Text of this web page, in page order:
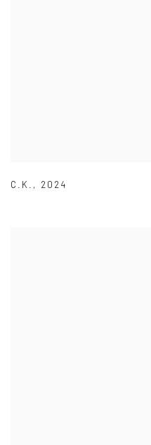
C.K. , 2024